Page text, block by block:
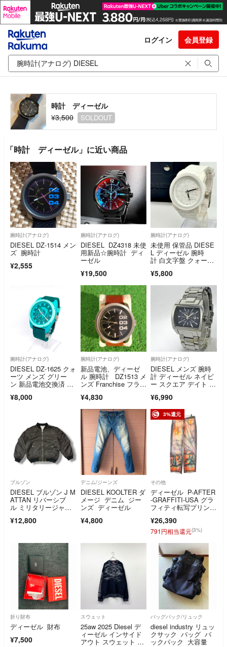
ログイン 会員登録
時計 ディーゼル
¥3,500
SOLDOUT
「時計 ディーゼル」に近い商品
腕時計(アナログ)
DIESEL DZ-1514 メン
ズ 腕時計
¥2,555
腕時計(アナログ)
DIESEL DZ4318 未使
用新品☆腕時計 ディ
ーゼル
¥19,500
腕時計(アナログ)
未使用 保管品 DIESE
L ディーゼル 腕時
計 白文字盤 クォー
き
¥5,800
腕時計(アナログ)
DIESEL DZ-1625 クォ
ーツ メンズ グリー
ン 新品電池交換済 稼
¥8,000
腕時計(アナログ)
新品電池、ディーゼ
ル 腕時計 DZ1513 メ
ンズ Franchise フラン
¥4,830
腕時計(アナログ)
DIESEL メンズ 腕時
計 ディーゼル ネイビ
ー スクエア デイト 日
ツ式 人気 ビンテージ
¥6,990
ブルゾン
DIESEL ブルゾン J M
ATTAN リバーシブ
ル ミリタリージャケ
ック 48 （20488M）
¥12,800
デニム/ジーンズ
DIESEL KOOLTER ダ
メージ デニム ジー
ンズ ディーゼル
¥4,800
3%還元
その他
ディーゼル P-AFTER
-GRAFFITI-USA グラ
フィティ転写プリント
ズ M
¥26,390
791円相当還元(3%)
折り財布
ディーゼル 財布
¥7,500
スウェット
25aw 2025 Diesel デ
ィーゼル インサイド
アウト スウェット ネ
バッグパック/リュック
diesel industry リュッ
クサック バッグ バ
ックパック 大容量